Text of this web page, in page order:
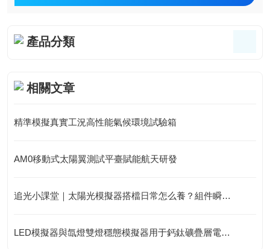
產品分類
相關文章
精準模擬真實工況高性能氣候環境試驗箱
AM0移動式太陽翼測試平臺賦能航天研發
追光小課堂｜太陽光模擬器搭檔日常怎么養？組件瞬態I-V測試儀保養指南
LED模擬器與氙燈雙燈穩態模擬器用于鈣鈦礦疊層電池測試的深度對比分析